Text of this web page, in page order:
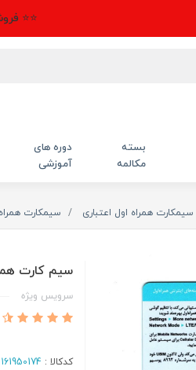
⭐⭐
بسته
مکالمه
دوره های
آموزشی
سیمکارت همراه اول اعتباری سیمکارت
سیم کارت همراه اول
سرویس ویژه
کدکالا : 161950174